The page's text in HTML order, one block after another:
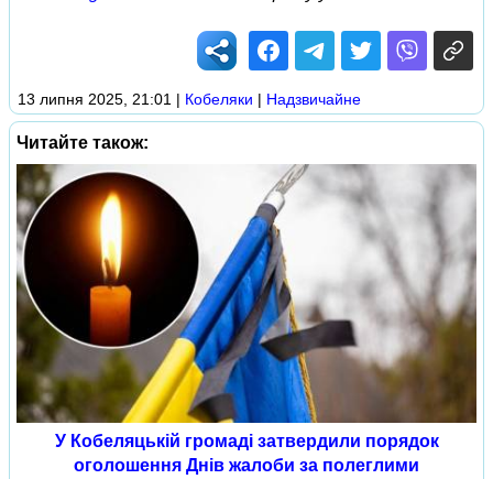
13 липня 2025, 21:01 | Кобеляки | Надзвичайне
Читайте також:
У Кобеляцькій громаді затвердили порядок
оголошення Днів жалоби за полеглими